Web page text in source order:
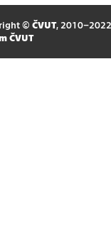
© ČVUT, 2010–2022
ČVUT